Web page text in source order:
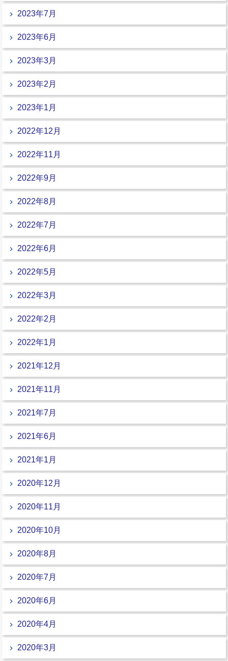
2023年7月
2023年6月
2023年3月
2023年2月
2023年1月
2022年12月
2022年11月
2022年9月
2022年8月
2022年7月
2022年6月
2022年5月
2022年3月
2022年2月
2022年1月
2021年12月
2021年11月
2021年7月
2021年6月
2021年1月
2020年12月
2020年11月
2020年10月
2020年8月
2020年7月
2020年6月
2020年4月
2020年3月